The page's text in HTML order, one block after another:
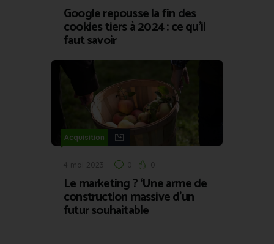
Google repousse la fin des
cookies tiers à 2024 : ce qu’il
faut savoir
Acquisition
4 mai 2023 0 0
Le marketing ? ‘Une arme de
construction massive d’un
futur souhaitable